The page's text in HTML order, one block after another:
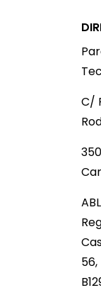
C/
56,